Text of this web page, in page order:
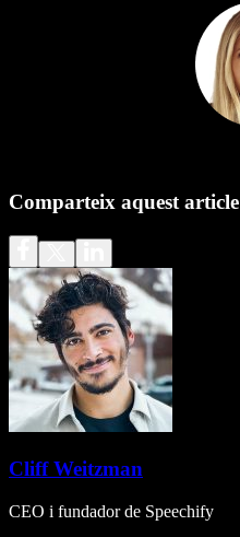
Comparteix aquest article
Cliff Weitzman
CEO i fundador de Speechify